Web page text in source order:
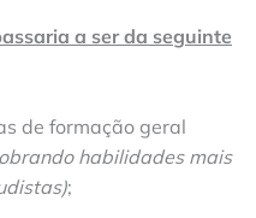
a ser da seguinte
de formação geral
habilidades mais
;